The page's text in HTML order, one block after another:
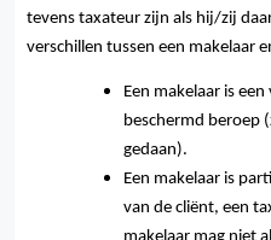
tevens taxateur zijn als hij/zij
verschillen tussen een makelaar
Een makelaar is
beschermd beroep
gedaan).
Een makelaar is
van de cliënt, een